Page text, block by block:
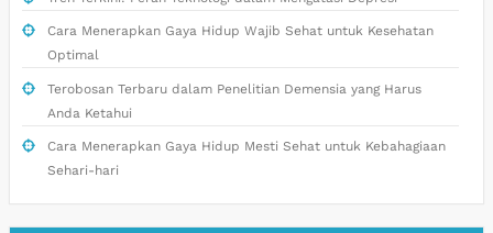
Cara Menerapkan Gaya Hidup Wajib Sehat untuk Kesehatan
Optimal
Terobosan Terbaru dalam Penelitian Demensia yang Harus
Anda Ketahui
Cara Menerapkan Gaya Hidup Mesti Sehat untuk Kebahagiaan
Sehari-hari